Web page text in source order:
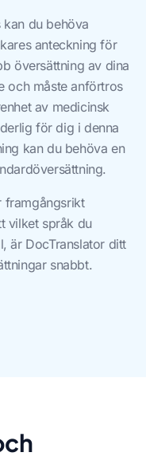
du behöva
anteckning för
översättning av dina
och måste anförtros
av medicinsk
för dig i denna
kan du behöva en
framgångsrikt
vilket språk du
är DocTranslator ditt
snabbt.